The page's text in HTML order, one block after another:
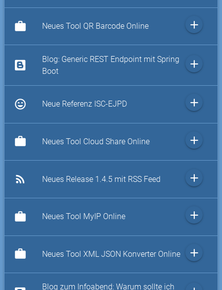
work Neues Tool QR Barcode Online add
Blog: Generic REST Endpoint mit Spring
Boot
add
sentiment_very_satisfied Neue Referenz ISC-EJPD add
work Neues Tool Cloud Share Online add
rss_feed Neues Release 1.4.5 mit RSS Feed add
work Neues Tool MyIP Online add
work Neues Tool XML JSON Konverter Online add
Blog zum Infoabend: Warum sollte ich